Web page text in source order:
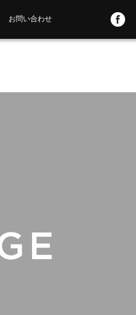
お問い合わせ